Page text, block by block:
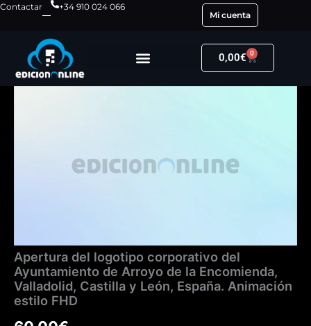
Ir
contenido
Contactar
+34 910 024 066
Mi cuenta
0,00€ 0
Carrito
Apertura del logotipo corporativo del
Ayuntamiento de Arroyo de la Encomienda,
Valladolid, Castilla y León, España. Animación
estilo FHD
Ayuntamiento
Valladolid,
Castilla
y
León,
España.